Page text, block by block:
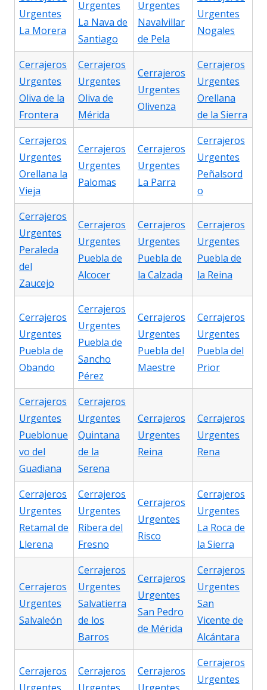
Urgentes
La Morera
Urgentes
La Nava de
Santiago
Urgentes
Navalvillar
de Pela
Urgentes
Nogales
Cerrajeros
Urgentes
Oliva de la
Frontera
Cerrajeros
Urgentes
Oliva de
Mérida
Cerrajeros
Urgentes
Olivenza
Cerrajeros
Urgentes
Orellana
de la Sierra
Cerrajeros
Urgentes
Orellana la
Vieja
Cerrajeros
Urgentes
Palomas
Cerrajeros
Urgentes
La Parra
Cerrajeros
Urgentes
Peñalsord
o
Cerrajeros
Urgentes
Peraleda
del
Zaucejo
Cerrajeros
Urgentes
Puebla de
Alcocer
Cerrajeros
Urgentes
Puebla de
la Calzada
Cerrajeros
Urgentes
Puebla de
la Reina
Cerrajeros
Urgentes
Puebla de
Obando
Cerrajeros
Urgentes
Puebla de
Sancho
Pérez
Cerrajeros
Urgentes
Puebla del
Maestre
Cerrajeros
Urgentes
Puebla del
Prior
Cerrajeros
Urgentes
Pueblonue
vo del
Guadiana
Cerrajeros
Urgentes
Quintana
de la
Serena
Cerrajeros
Urgentes
Reina
Cerrajeros
Urgentes
Rena
Cerrajeros
Urgentes
Retamal de
Llerena
Cerrajeros
Urgentes
Ribera del
Fresno
Cerrajeros
Urgentes
Risco
Cerrajeros
Urgentes
La Roca de
la Sierra
Cerrajeros
Urgentes
Salvaleón
Cerrajeros
Urgentes
Salvatierra
de los
Barros
Cerrajeros
Urgentes
San Pedro
de Mérida
Cerrajeros
Urgentes
San
Vicente de
Alcántara
Cerrajeros
Cerrajeros
Cerrajeros
Cerrajeros
Urgentes